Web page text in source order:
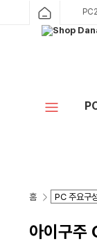
홈
아이구주